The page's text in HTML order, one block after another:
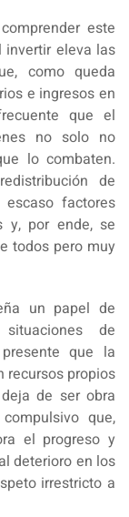
este
invertir eleva las
como queda
e ingresos en
que el
no solo no
lo combaten.
de
factores
y, por ende, se
todos pero muy
un papel de
de
que la
recursos propios
de ser obra
que,
el progreso y
deterioro en los
irrestricto a